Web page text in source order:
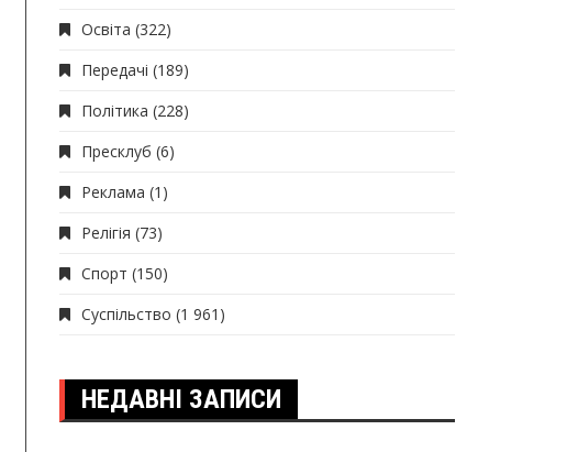
Освіта (322)
Передачі (189)
Політика (228)
Пресклуб (6)
Реклама (1)
Релігія (73)
Спорт (150)
Суспільство (1 961)
НЕДАВНІ ЗАПИСИ